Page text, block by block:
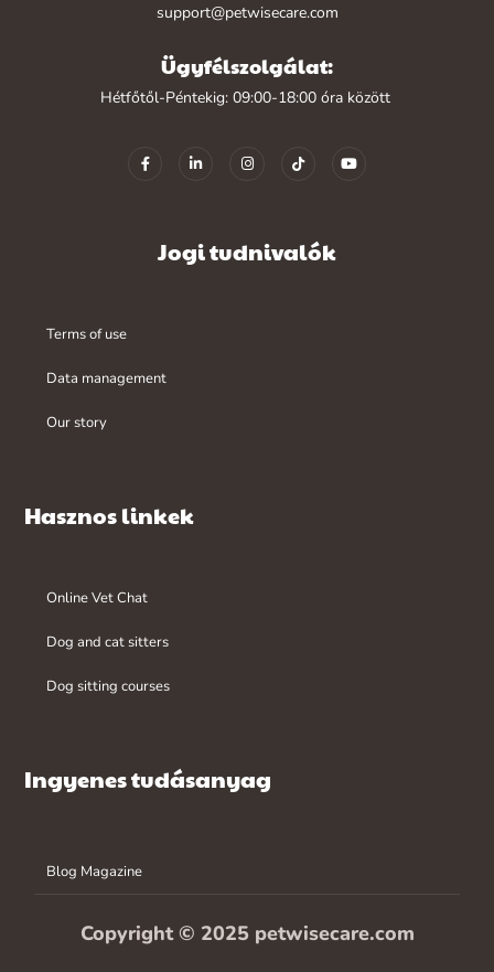
support@petwisecare.com
Ügyfélszolgálat:
Hétfőtől-Péntekig: 09:00-18:00 óra között
Jogi tudnivalók
Terms of use
Data management
Our story
Hasznos linkek
Online Vet Chat
Dog and cat sitters
Dog sitting courses
Ingyenes tudásanyag
Blog Magazine
Copyright © 2025 petwisecare.com